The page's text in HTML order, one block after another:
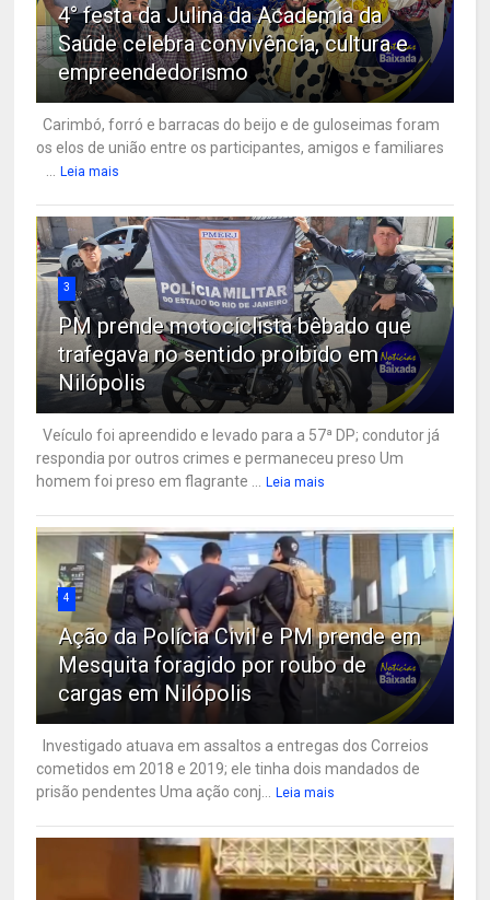
4° festa da Julina da Academia da
Saúde celebra convivência, cultura e
empreendedorismo
Carimbó, forró e barracas do beijo e de guloseimas foram
os elos de união entre os participantes, amigos e familiares
Leia mais
3
PM prende motociclista bêbado que
trafegava no sentido proibido em
Nilópolis
Veículo foi apreendido e levado para a 57ª DP; condutor já
respondia por outros crimes e permaneceu preso Um
homem foi preso em flagrante ...
Leia mais
4
Ação da Polícia Civil e PM prende em
Mesquita foragido por roubo de
cargas em Nilópolis
Investigado atuava em assaltos a entregas dos Correios
cometidos em 2018 e 2019; ele tinha dois mandados de
prisão pendentes Uma ação conj...
Leia mais